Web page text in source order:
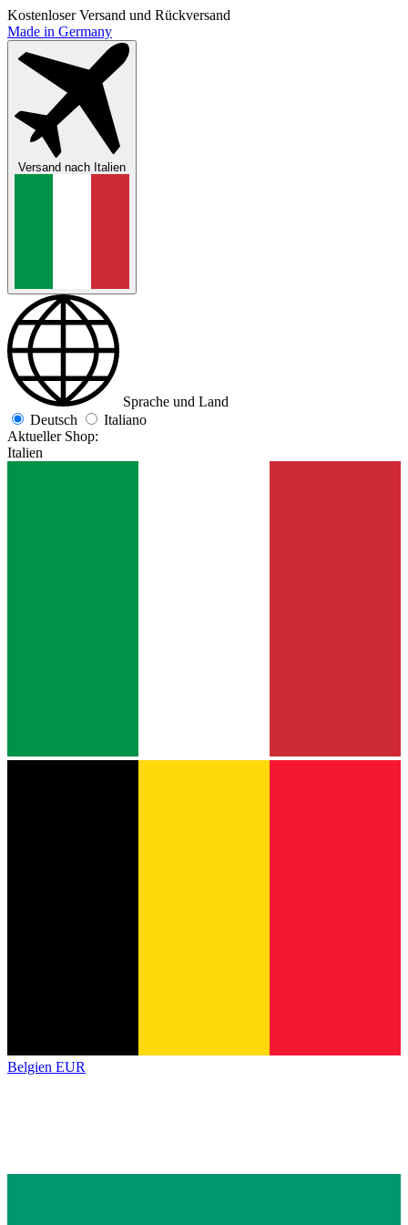
Kostenloser Versand und Rückversand
Made in Germany
Versand nach Italien
Sprache und Land
Deutsch
Italiano
Aktueller Shop:
Italien
Belgien EUR